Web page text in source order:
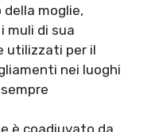
moglie,
muli di sua
utilizzati per il
nei luoghi